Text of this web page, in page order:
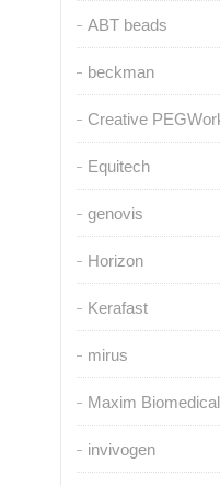
ABT beads
beckman
Creative
Equitech
genovis
Horizon
Kerafast
mirus
Maxim Biomedical
invivogen